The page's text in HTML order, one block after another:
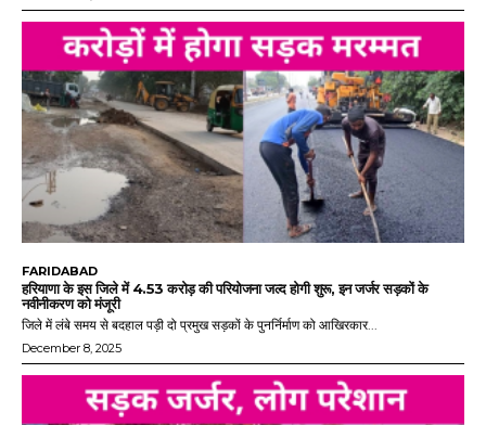
FARIDABAD
हरियाणा के इस जिले में 4.53 करोड़ की परियोजना जल्द होगी शुरू, इन जर्जर सड़कों के
नवीनीकरण को मंजूरी
जिले में लंबे समय से बदहाल पड़ी दो प्रमुख सड़कों के पुनर्निर्माण को आखिरकार...
December 8, 2025